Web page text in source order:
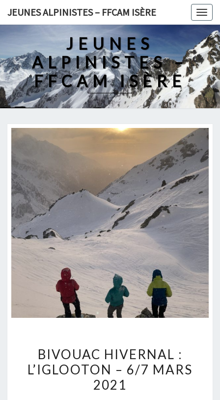
JEUNES ALPINISTES – FFCAM ISÈRE
JEUNES
ALPINISTES –
FFCAM ISÈRE
HIVERNAL
L’IGLOOTON
BIVOUAC HIVERNAL :
L’IGLOOTON – 6/7 MARS
2021